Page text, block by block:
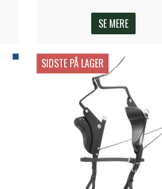
SE MERE
SIDSTE PÅ LAGER